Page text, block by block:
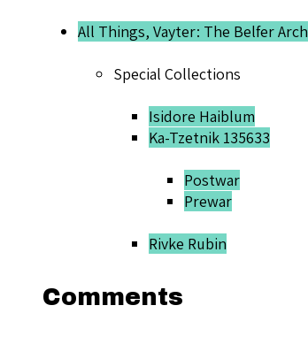
All Things, Vayter: The Belfer
Special Collections
Isidore Haiblum
Ka-Tzetnik 135633
Postwar
Prewar
Rivke Rubin
Comments